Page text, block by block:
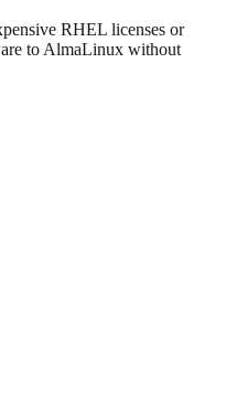
RHEL licenses or
to AlmaLinux without